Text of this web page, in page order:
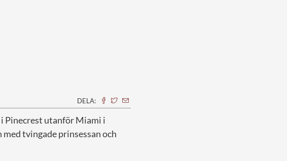
DELA:
Pinecrest utanför Miami i
tvingade prinsessan och